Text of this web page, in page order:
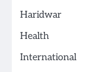
Haridwar
Health
International